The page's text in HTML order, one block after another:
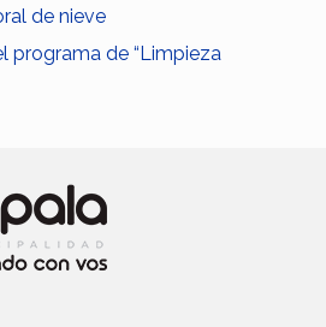
de nieve
programa de “Limpieza